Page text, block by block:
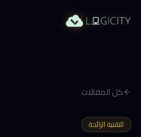
كل المقالات
التقنية الرائجة